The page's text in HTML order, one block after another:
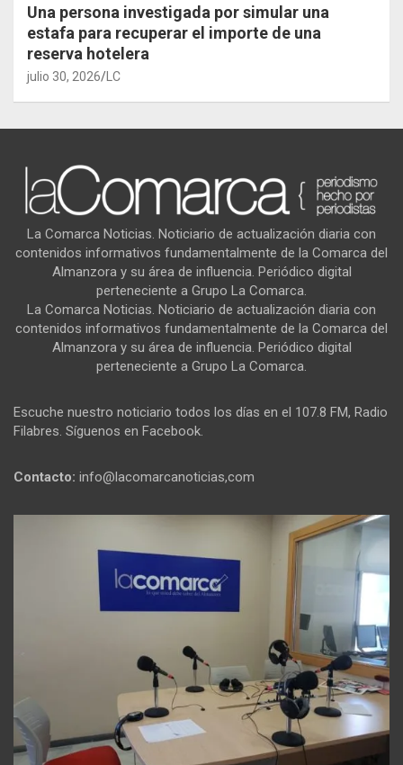
Una persona investigada por simular una
estafa para recuperar el importe de una
reserva hotelera
julio 30, 2026 LC
La Comarca Noticias. Noticiario de actualización diaria con
contenidos informativos fundamentalmente de la Comarca del
Almanzora y su área de influencia. Periódico digital
perteneciente a Grupo La Comarca.
La Comarca Noticias. Noticiario de actualización diaria con
contenidos informativos fundamentalmente de la Comarca del
Almanzora y su área de influencia. Periódico digital
perteneciente a Grupo La Comarca.
Escuche nuestro noticiario todos los días en el 107.8 FM, Radio
Filabres. Síguenos en Facebook.
Contacto: info@lacomarcanoticias,com